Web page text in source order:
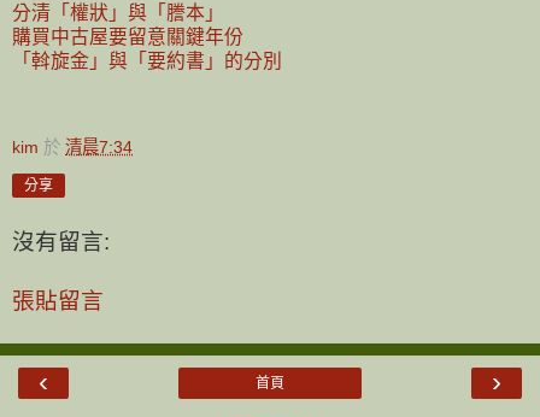
分清「權狀」與「謄本」
購買中古屋要留意關鍵年份
「斡旋金」與「要約書」的分別
kim 於 清晨7:34
分享
沒有留言:
張貼留言
‹ ›
首頁